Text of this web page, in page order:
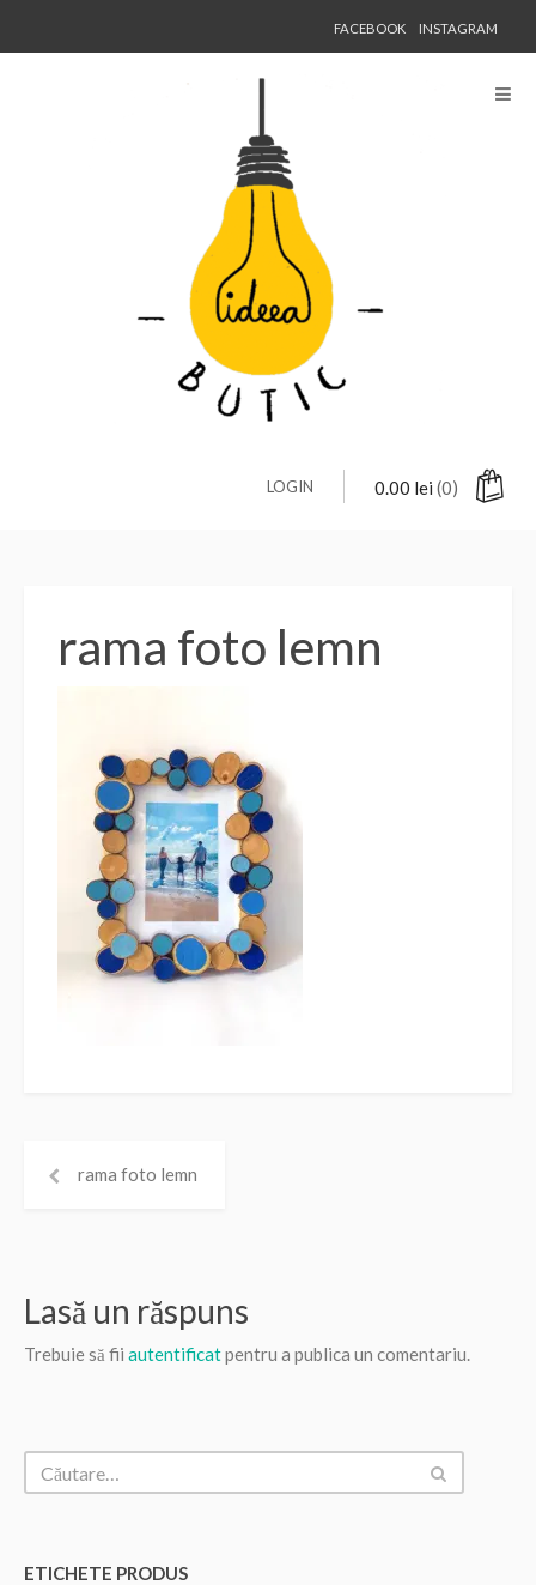
FACEBOOK INSTAGRAM
0.00 lei (0)
LOGIN
rama foto lemn
rama foto lemn
Lasă un răspuns
Trebuie să fii autentificatpentru a publica un comentariu.
ETICHETE PRODUS